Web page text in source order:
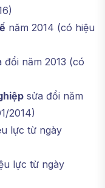
năm 2014 (có hiệu
đổi năm 2013 (có
sửa đổi năm
2014)
lực từ ngày
lực từ ngày